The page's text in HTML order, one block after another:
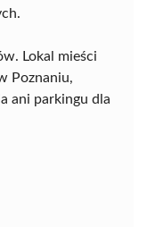
Lokal mieści
Poznaniu,
ani parkingu dla